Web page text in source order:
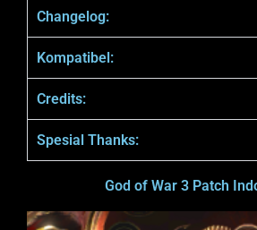
Changelog:
Kompatibel:
Credits:
Spesial Thanks:
God of War 3 Patch